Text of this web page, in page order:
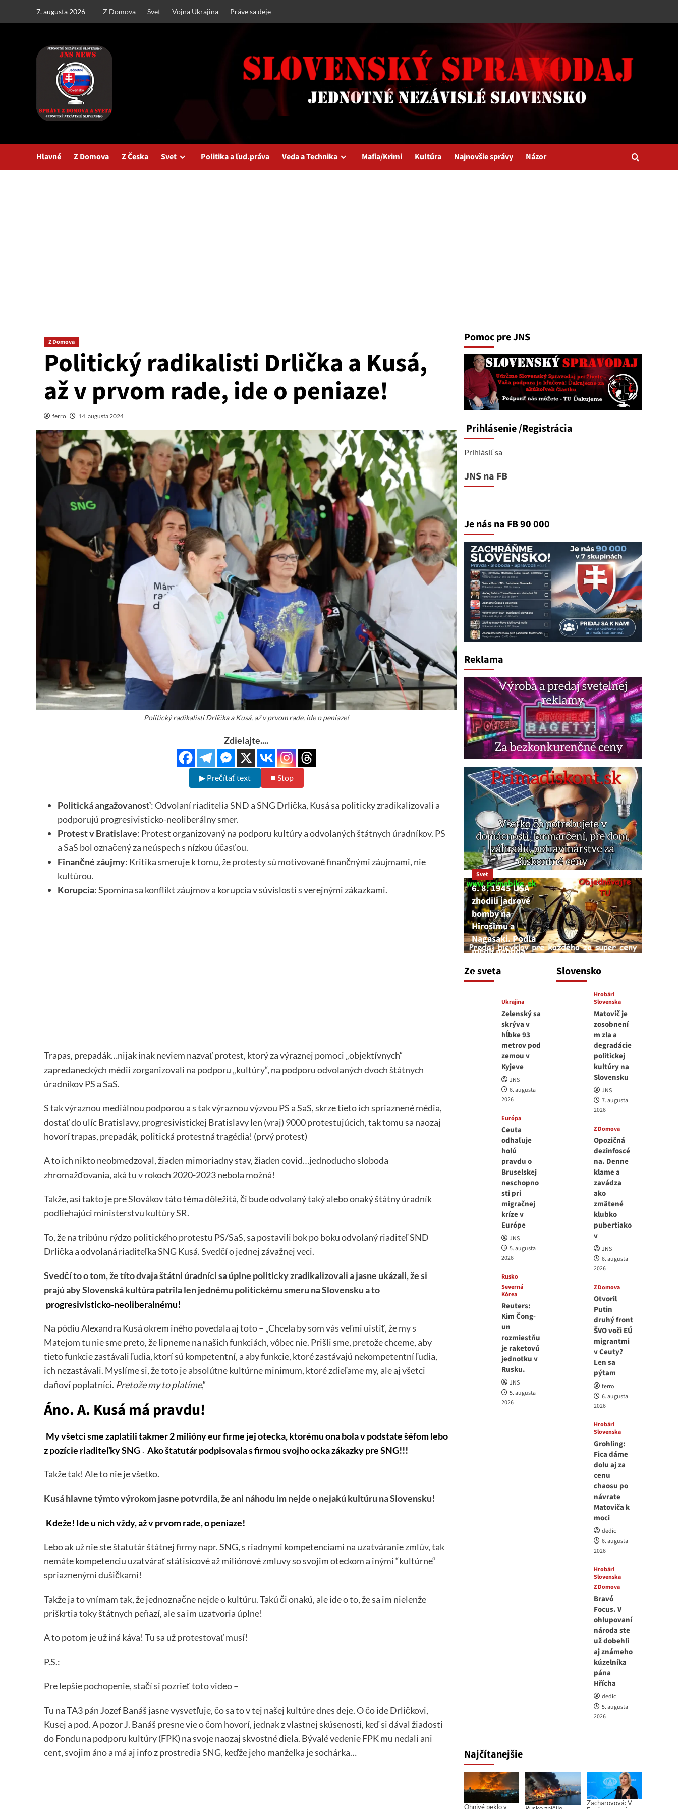
7. augusta 2026 Z Domova Svet Vojna Ukrajina Práve sa deje
Hlavné Z Domova Z Česka Svet Politika a ľud.práva Veda a Technika Mafia/Krimi Kultúra Najnovšie správy Názor
Z Domova
Politický radikalisti Drlička a Kusá,
až v prvom rade, ide o peniaze!
ferro 14. augusta 2024
Politický radikalisti Drlička a Kusá, až v prvom rade, ide o peniaze!
Zdielajte....
▶ Prečítať text ■ Stop
Politická angažovanosť: Odvolaní riaditelia SND a SNG Drlička, Kusá sa politicky zradikalizovali a
podporujú progresivisticko-neoliberálny smer.
Protest v Bratislave: Protest organizovaný na podporu kultúry a odvolaných štátnych úradníkov. PS
a SaS bol označený za neúspech s nízkou účasťou.
Finančné záujmy: Kritika smeruje k tomu, že protesty sú motivované finančnými záujmami, nie
kultúrou.
Korupcia: Spomína sa konflikt záujmov a korupcia v súvislosti s verejnými zákazkami.
Trapas, prepadák…nijak inak neviem nazvať protest, ktorý za výraznej pomoci „objektívnych“
zapredaneckých médií zorganizovali na podporu „kultúry“, na podporu odvolaných dvoch štátnych
úradníkov PS a SaS.
S tak výraznou mediálnou podporou a s tak výraznou výzvou PS a SaS, skrze tieto ich spriaznené média,
dostať do ulíc Bratislavy, progresivistickej Bratislavy len (vraj) 9000 protestujúcich, tak tomu sa naozaj
hovorí trapas, prepadák, politická protestná tragédia! (prvý protest)
A to ich nikto neobmedzoval, žiaden mimoriadny stav, žiaden covid…jednoducho sloboda
zhromažďovania, aká tu v rokoch 2020-2023 nebola možná!
Takže, asi takto je pre Slovákov táto téma dôležitá, či bude odvolaný taký alebo onaký štátny úradník
podliehajúci ministerstvu kultúry SR.
To, že na tribúnu rýdzo politického protestu PS/SaS, sa postavili bok po boku odvolaný riaditeľ SND
Drlička a odvolaná riaditeľka SNG Kusá. Svedčí o jednej závažnej veci.
Svedčí to o tom, že títo dvaja štátni úradníci sa úplne politicky zradikalizovali a jasne ukázali, že si
prajú aby Slovenská kultúra patrila len jednému politickému smeru na Slovensku a to
progresivisticko-neoliberalnému!
Na pódiu Alexandra Kusá okrem iného povedala aj toto – „Chcela by som vás veľmi uistiť, že my s
Matejom tu nie sme preto, že lipneme na našich funkciách, vôbec nie. Prišli sme, pretože chceme, aby
tieto funkcie zastávali ľudia, ktorí sú kompetentní, a aby funkcie, ktoré zastávajú nekompetentní ľudia,
ich nezastávali. Myslíme si, že toto je absolútne kultúrne minimum, ktoré zdieľame my, ale aj všetci
daňoví poplatníci. Pretože my to platíme,“
Áno. A. Kusá má pravdu!
My všetci sme zaplatili takmer 2 milióny eur firme jej otecka, ktorému ona bola v podstate šéfom lebo
z pozície riaditeľky SNG . Ako štatutár podpisovala s firmou svojho ocka zákazky pre SNG!!!
Takže tak! Ale to nie je všetko.
Kusá hlavne týmto výrokom jasne potvrdila, že ani náhodu im nejde o nejakú kultúru na Slovensku!
Kdeže! Ide u nich vždy, až v prvom rade, o peniaze!
Lebo ak už nie ste štatutár štátnej firmy napr. SNG, s riadnymi kompetenciami na uzatváranie zmlúv, tak
nemáte kompetenciu uzatvárať státisícové až miliónové zmluvy so svojim oteckom a inými “kultúrne“
spriaznenými dušičkami!
Takže ja to vnímam tak, že jednoznačne nejde o kultúru. Takú či onakú, ale ide o to, že sa im nielenže
priškrtia toky štátnych peňazí, ale sa im uzatvoria úplne!
A to potom je už iná káva! Tu sa užprotestovaťmusí!
P.S.:
Pre lepšie pochopenie, stačí si pozrieť toto video –
Tu na TA3 pán Jozef Banáš jasne vysvetľuje, čo sa to v tej našej kultúre dnes deje. O čo ide Drličkovi,
Kusej a pod. A pozor J. Banáš presne vie o čom hovorí, jednak z vlastnej skúsenosti, keď si dával žiadosti
do Fondu na podporu kultúry (FPK) na svoje naozaj skvostné diela. Bývalé vedenie FPK mu nedali ani
cent, svojim áno a má aj info z prostredia SNG, keďže jeho manželka je sochárka…
Pomoc pre JNS
Prihlásenie/Registrácia
Prihlásiť sa
JNS na FB
Je nás na FB 90 000
Reklama
Zo sveta
Svet
6. 8. 1945 USA
zhodili jadrové
bomby na
Hirošimu a
Nagasaki. Podľa
médií nehoda
6. augusta 2026
Ukrajina
Zelenský sa
skrýva v
hĺbke 93
metrov pod
zemou v
Kyjeve
JNS
6. augusta
2026
Európa
Ceuta
odhaľuje
holú
pravdu o
Bruselskej
neschopno
sti pri
migračnej
kríze v
Európe
JNS
5. augusta
2026
Rusko
Severná
Kórea
Reuters:
Kim Čong-
un
rozmiestňu
je raketovú
jednotku v
Rusku.
JNS
5. augusta
2026
Slovensko
Hrobári
Slovenska
Matovič je
zosobnení
m zla a
degradácie
politickej
kultúry na
Slovensku
JNS
7. augusta
2026
Z Domova
Opozičná
dezinfoscé
na. Denne
klame a
zavádza
ako
zmätené
klubko
pubertiako
v
JNS
6. augusta
2026
Z Domova
Otvoril
Putin
druhý front
ŠVO voči EÚ
migrantmi
v Ceuty?
Len sa
pýtam
ferro
6. augusta
2026
Hrobári
Slovenska
Grohling:
Fica dáme
dolu aj za
cenu
chaosu po
návrate
Matoviča k
moci
dedic
6. augusta
2026
Hrobári
Slovenska
Z Domova
Bravó
Focus. V
ohlupovaní
národa ste
už dobehli
aj známeho
kúzelníka
pána
Hřícha
dedic
5. augusta
2026
Najčítanejšie
Ohnivé peklo v
Zacharovová: V